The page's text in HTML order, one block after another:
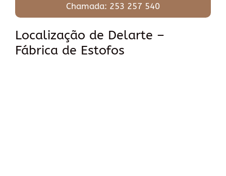
Chamada: 253 257 540
Localização de Delarte –
Fábrica de Estofos